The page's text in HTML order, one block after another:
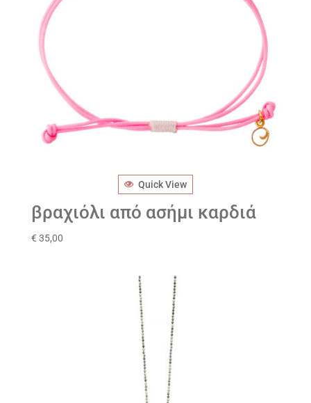
Quick View
βραχιόλι από ασήμι καρδιά
€ 35,00